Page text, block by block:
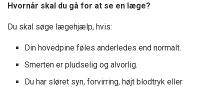
Hvornår skal du gå for at se en læge?
Du skal søge lægehjælp, hvis:
Din hovedpine føles anderledes end normalt.
Smerten er pludselig og alvorlig.
Du har sløret syn, forvirring, højt blodtryk eller